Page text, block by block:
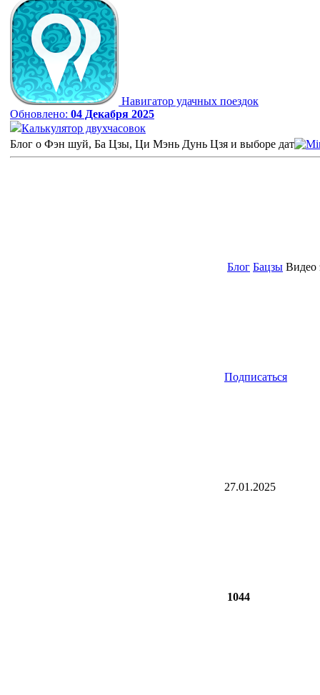
Навигатор удачных поездок
Обновлено: 04 Декабря 2025
Калькулятор двухчасовок
Блог о Фэн шуй, Ба Цзы, Ци Мэнь Дунь Цзя и выборе дат
Блог Бацзы Видео
Подписаться
27.01.2025
1044